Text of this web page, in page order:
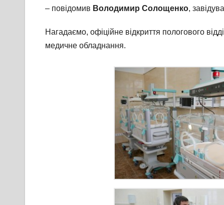
– повідомив Володимир Солощенко,
Нагадаємо, офіційне відкриття пологового
медичне обладнання.